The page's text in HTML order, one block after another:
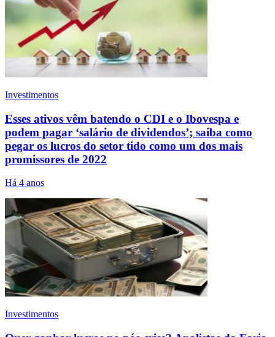
Investimentos
Esses ativos vêm batendo o CDI e o Ibovespa e
podem pagar ‘salário de dividendos’; saiba como
pegar os lucros do setor tido como um dos mais
promissores de 2022
Há 4 anos
Investimentos